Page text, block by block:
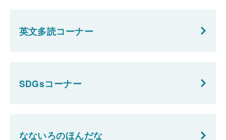
英文多読コーナー
SDGsコーナー
なないろのほんだな